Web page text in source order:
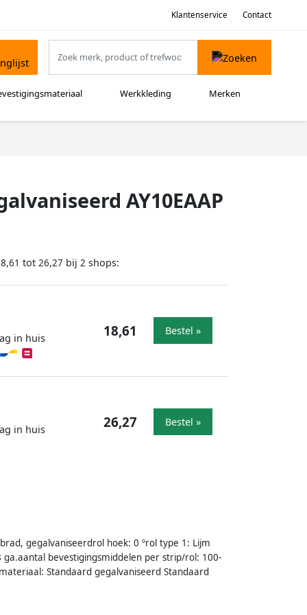
Klantenservice Contact
Werkkleding Merken
AY10EAAP
tot 26,27 bij 2 shops:
in huis
18,61 Bestel »
in huis
26,27 Bestel »
gegalvaniseerdrol hoek: 0 ºrol type 1: Lijm
ga.aantal bevestigingsmiddelen per strip/rol: 100-
Standaard gegalvaniseerd Standaard